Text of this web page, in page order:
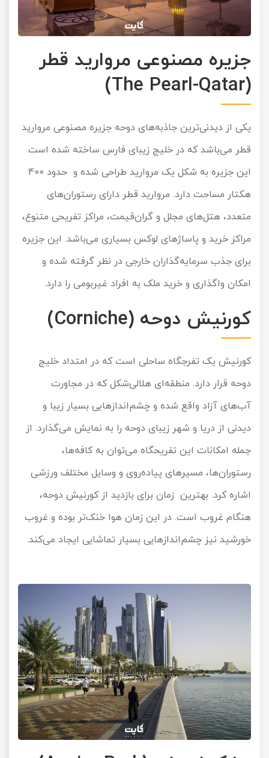
جزیره مصنوعی مروارید قطر
(The Pearl-Qatar)
یکی از دیدنی‌ترین جاذبه‌های دوحه جزیره مصنوعی مروارید
قطر می‌باشد که در خلیج زیبای فارس ساخته شده است.
این جزیره به شکل یک مروارید طراحی شده و حدود 400
هکتار مساحت دارد. مروارید قطر دارای رستوران‌های
متعدد، هتل‌های مجلل و گران‌قیمت، مراکز تفریحی متنوع،
مراکز خرید و پاساژهای لوکس بسیاری می‌باشد. این جزیره
برای جذب سرمایه‌گذاران خارجی در نظر گرفته شده و
امکان واگذاری و خرید ملک به افراد غیربومی را دارد.
کورنیش دوحه (Corniche)
کورنیش یک تفرجگاه ساحلی است که در امتداد خلیج
دوحه قرار دارد. منطقه‌ای هلالی‌شکل که در مجاورت
آب‌های آزاد واقع شده و چشم‌اندازهایی بسیار زیبا و
دیدنی از دریا و شهر زیبای دوحه را به نمایش می‌‌گذارد. از
جمله امکانات این تفریحگاه می‌توان به کافه‌ها،
رستوران‌ها، مسیرهای پیاده‌روی و وسایل مختلف ورزشی
اشاره کرد. بهترین زمان برای بازدید از کورنیش دوحه،
هنگام غروب است. در این زمان هوا خنک‌تر بوده و غروب‌
خورشید نیز چشم‌اندازهایی بسیار تماشایی ایجاد می‌کند.